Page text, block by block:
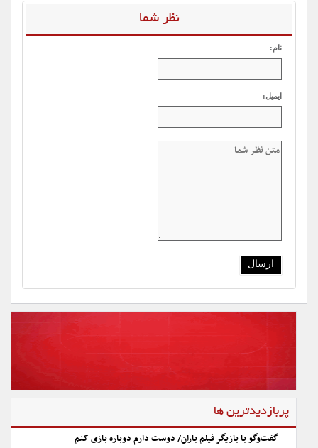
نظر شما
نام:
ایمیل:
پربازدیدترین ها
گفت‌وگو با بازیگر فیلم باران/ دوست دارم دوباره بازی کنم